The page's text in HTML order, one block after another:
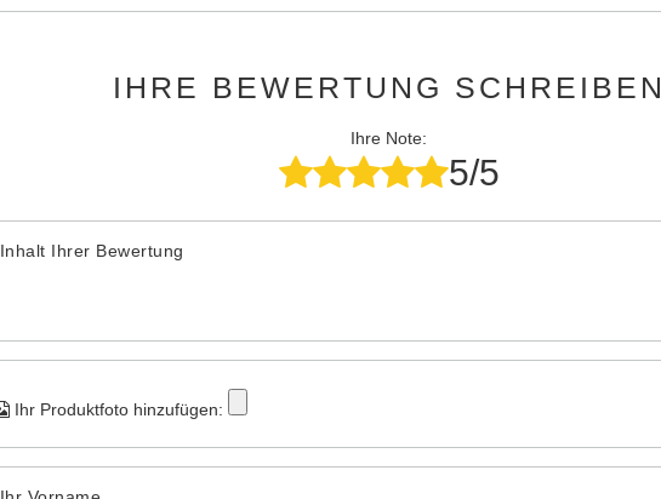
IHRE BEWERTUNG
Ihre Note:
5/5
Inhalt Ihrer Bewertung
Ihr Produktfoto hinzufügen: